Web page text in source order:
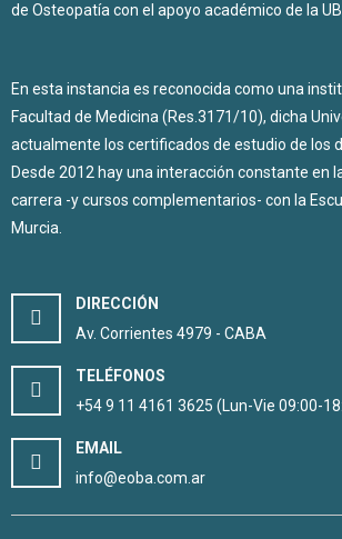
de Osteopatía con el apoyo académico de la
En esta instancia es reconocida como una
Facultad de Medicina (Res.3171/10), dicha
actualmente los certificados de estudio de los
Desde 2012 hay una interacción constante en
carrera -y cursos complementarios- con la
Murcia.
DIRECCIÓN
Av. Corrientes 4979 - CABA
TELÉFONOS
+54 9 11 4161 3625 (Lun-Vie 09:00-
EMAIL
info@eoba.com.ar